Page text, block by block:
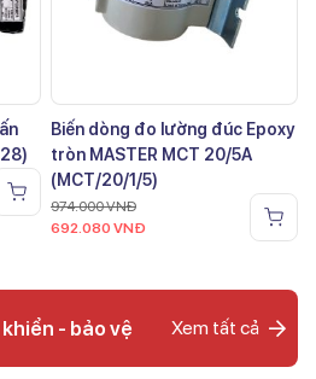
Biến dòng đo lường đúc Epoxy
tròn MASTER MCT 20/5A
(MCT/20/1/5)
974.000VNĐ
692.080 VNĐ
- bảo vệ Xem tất cả